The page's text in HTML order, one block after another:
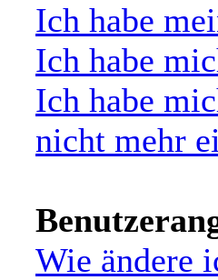
Ich habe
Ich habe
Ich habe
nicht mehr
Wie ändere